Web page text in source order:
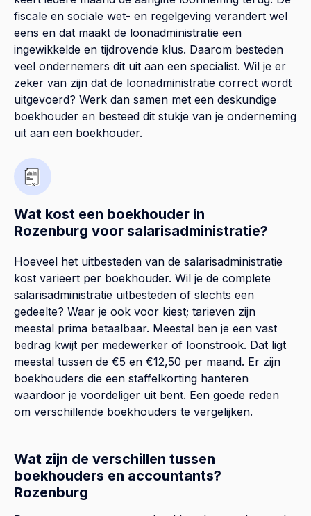
fiscale en sociale wet- en regelgeving verandert wel
eens en dat maakt de loonadministratie een
ingewikkelde en tijdrovende klus. Daarom besteden
veel ondernemers dit uit aan een specialist. Wil je er
zeker van zijn dat de loonadministratie correct wordt
uitgevoerd? Werk dan samen met een deskundige
boekhouder en besteed dit stukje van je onderneming
uit aan een boekhouder.
Wat kost een boekhouder in
Rozenburg voor salarisadministratie?
Hoeveel het uitbesteden van de salarisadministratie
kost varieert per boekhouder. Wil je de complete
salarisadministratie uitbesteden of slechts een
gedeelte? Waar je ook voor kiest; tarieven zijn
meestal prima betaalbaar. Meestal ben je een vast
bedrag kwijt per medewerker of loonstrook. Dat ligt
meestal tussen de €5 en €12,50 per maand. Er zijn
boekhouders die een staffelkorting hanteren
waardoor je voordeliger uit bent. Een goede reden
om verschillende boekhouders te vergelijken.
Wat zijn de verschillen tussen
boekhouders en accountants?
Rozenburg